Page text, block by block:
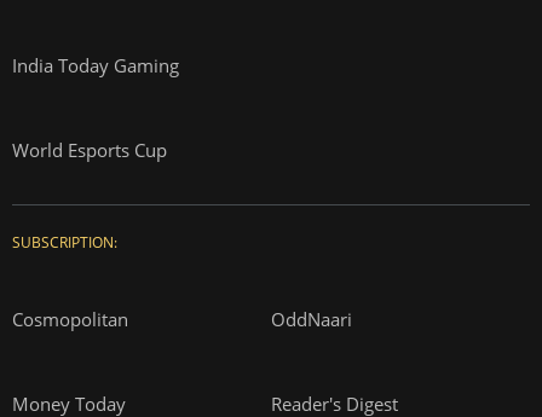
India Today Gaming
World Esports Cup
SUBSCRIPTION:
Cosmopolitan OddNaari
Money Today Reader's Digest